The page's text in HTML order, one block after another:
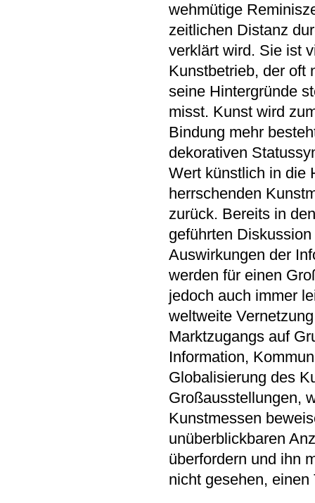
wehmütige
zeitlichen Distanz
verklärt wird. Sie ist
Kunstbetrieb, der oft
seine Hintergründe
misst. Kunst wird
Bindung mehr
dekorativen
Wert künstlich in die
herrschenden
zurück. Bereits in
geführten
Auswirkungen der
werden für einen
jedoch auch immer
weltweite
Marktzugangs auf
Information,
Globalisierung des
Großausstellungen,
Kunstmessen
unüberblickbaren
überfordern und ihn
nicht gesehen,